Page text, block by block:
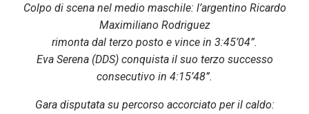
Colpo di scena nel medio maschile: l’argentino Ricardo
Maximiliano Rodriguez
rimonta dal terzo posto e vince in 3:45’04”.
Eva Serena (DDS) conquista il suo terzo successo
consecutivo in 4:15’48”.
Gara disputata su percorso accorciato per il caldo: